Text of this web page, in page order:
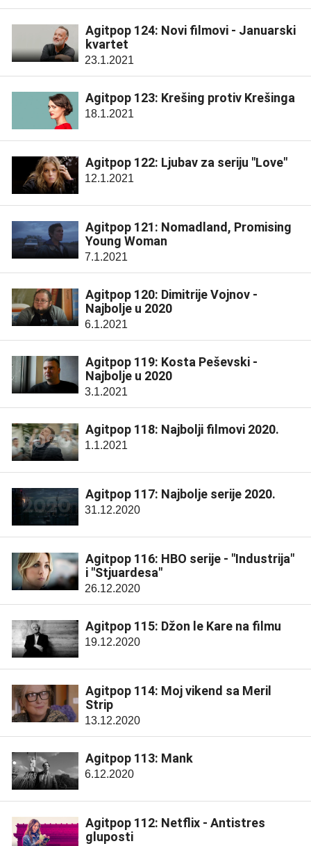
Agitpop 124: Novi filmovi - Januarski
kvartet
23.1.2021
Agitpop 123: Krešing protiv Krešinga
18.1.2021
Agitpop 122: Ljubav za seriju "Love"
12.1.2021
Agitpop 121: Nomadland, Promising
Young Woman
7.1.2021
Agitpop 120: Dimitrije Vojnov -
Najbolje u 2020
6.1.2021
Agitpop 119: Kosta Peševski -
Najbolje u 2020
3.1.2021
Agitpop 118: Najbolji filmovi 2020.
1.1.2021
Agitpop 117: Najbolje serije 2020.
31.12.2020
Agitpop 116: HBO serije - "Industrija"
i "Stjuardesa"
26.12.2020
Agitpop 115: Džon le Kare na filmu
19.12.2020
Agitpop 114: Moj vikend sa Meril
Strip
13.12.2020
Agitpop 113: Mank
6.12.2020
Agitpop 112: Netflix - Antistres
gluposti